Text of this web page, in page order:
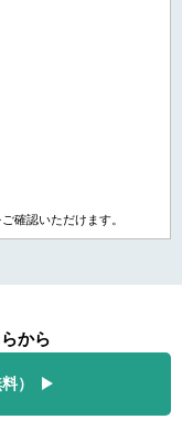
確認いただけます。
から
）